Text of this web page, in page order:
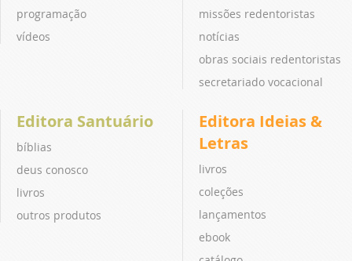
programação
vídeos
missões redentoristas
notícias
obras sociais redentoristas
secretariado vocacional
Editora Santuário
bíblias
deus conosco
livros
outros produtos
Editora Ideias &
Letras
livros
coleções
lançamentos
ebook